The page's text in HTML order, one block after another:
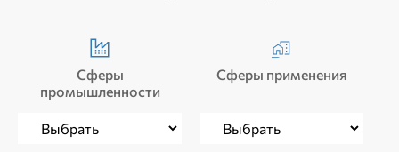
Сферы
промышленности
Сферы применения